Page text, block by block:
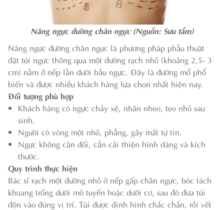
Nâng ngực đường chân ngực (Nguồn: Sưu tầm)
Nâng ngực đường chân ngực là phương pháp phẫu thuật
đặt túi ngực thông qua một đường rạch nhỏ (khoảng 2,5- 3
cm) nằm ở nếp lằn dưới bầu ngực. Đây là đường mổ phổ
biến và được nhiều khách hàng lựa chọn nhất hiện nay.
Đối tượng phù hợp
Khách hàng có ngực chảy xệ, nhăn nheo, teo nhỏ sau
sinh.
Người có vòng một nhỏ, phẳng, gây mất tự tin.
Ngực không cân đối, cần cải thiện hình dáng và kích
thước.
Quy trình thực hiện
Bác sĩ rạch một đường nhỏ ở nếp gấp chân ngực, bóc tách
khoang trống dưới mô tuyến hoặc dưới cơ, sau đó đưa túi
độn vào đúng vị trí. Túi được định hình chắc chắn, rồi vết